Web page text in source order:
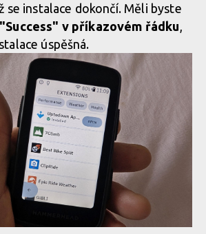
se instalace dokončí. Měli byste
v příkazovém řádku
úspěšná.